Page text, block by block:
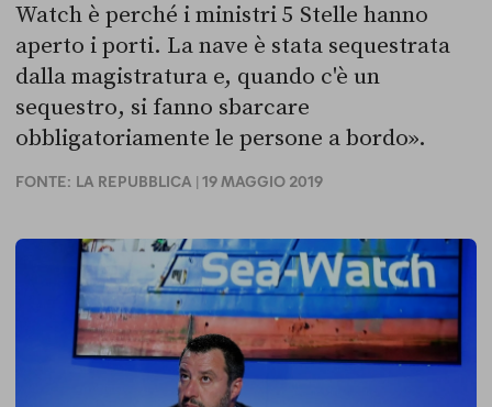
Watch è perché i ministri 5 Stelle hanno
aperto i porti. La nave è stata sequestrata
dalla magistratura e, quando c'è un
sequestro, si fanno sbarcare
obbligatoriamente le persone a bordo».
FONTE: LA REPUBBLICA | 19 MAGGIO 2019